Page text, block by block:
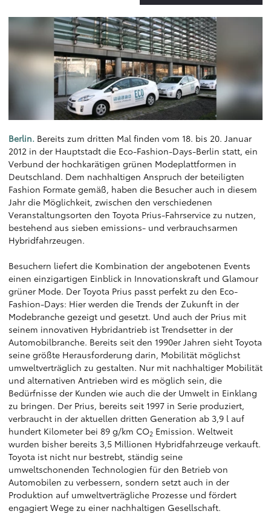
Berlin. Bereits zum dritten Mal finden vom 18. bis 20. Januar
2012 in der Hauptstadt die Eco-Fashion-Days-Berlin statt, ein
Verbund der hochkarätigen grünen Modeplattformen in
Deutschland. Dem nachhaltigen Anspruch der beteiligten
Fashion Formate gemäß, haben die Besucher auch in diesem
Jahr die Möglichkeit, zwischen den verschiedenen
Veranstaltungsorten den Toyota Prius-Fahrservice zu nutzen,
bestehend aus sieben emissions- und verbrauchsarmen
Hybridfahrzeugen.
Besuchern liefert die Kombination der angebotenen Events
einen einzigartigen Einblick in Innovationskraft und Glamour
grüner Mode. Der Toyota Prius passt perfekt zu den Eco-
Fashion-Days: Hier werden die Trends der Zukunft in der
Modebranche gezeigt und gesetzt. Und auch der Prius mit
seinem innovativen Hybridantrieb ist Trendsetter in der
Automobilbranche. Bereits seit den 1990er Jahren sieht Toyota
seine größte Herausforderung darin, Mobilität möglichst
umweltverträglich zu gestalten. Nur mit nachhaltiger Mobilität
und alternativen Antrieben wird es möglich sein, die
Bedürfnisse der Kunden wie auch die der Umwelt in Einklang
zu bringen. Der Prius, bereits seit 1997 in Serie produziert,
verbraucht in der aktuellen dritten Generation ab 3,9 l auf
hundert Kilometer bei 89 g/km CO2 Emission. Weltweit
wurden bisher bereits 3,5 Millionen Hybridfahrzeuge verkauft.
Toyota ist nicht nur bestrebt, ständig seine
umweltschonenden Technologien für den Betrieb von
Automobilen zu verbessern, sondern setzt auch in der
Produktion auf umweltverträgliche Prozesse und fördert
engagiert Wege zu einer nachhaltigen Gesellschaft.